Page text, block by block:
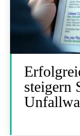
steigern